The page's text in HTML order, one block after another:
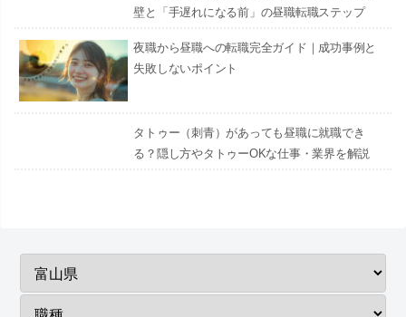
壁と「手遅れになる前」の昼職転職ステップ
夜職から昼職への転職完全ガイド｜成功事例と
失敗しないポイント
タトゥー（刺青）があっても昼職に就職でき
る？隠し方やタトゥーOKな仕事・業界を解説